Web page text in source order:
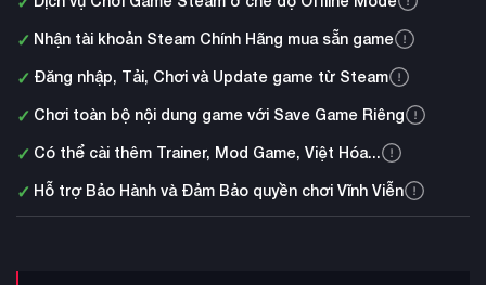
✓ Nhận tài khoản Steam Chính Hãng mua sẵn game
✓ Đăng nhập, Tải, Chơi và Update game từ Steam
✓ Chơi toàn bộ nội dung game với Save Game Riêng
✓ Có thể cài thêm Trainer, Mod Game, Việt Hóa...
✓ Hỗ trợ Bảo Hành và Đảm Bảo quyền chơi Vĩnh Viễn